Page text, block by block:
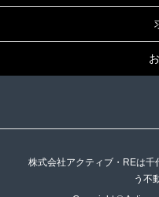
株式会社アクティブ・REは
う不